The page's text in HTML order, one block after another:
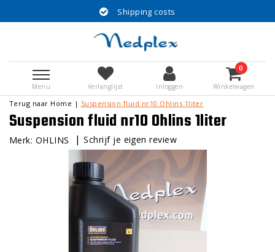
Shipping costs
Menu Verlanglijst Inloggen
0
Winkelwagen
Terug naar Home | Suspension fluid nr10 Ohlins 1liter
Suspension fluid nr10 Ohlins 1liter
Merk: OHLINS |Schrijf je eigen review